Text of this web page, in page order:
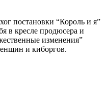
постановки “Король и я”
в кресле продюсера и
изменения”
и киборгов.